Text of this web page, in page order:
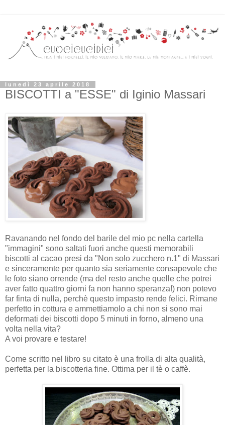
lunedì 23 aprile 2018
BISCOTTI a "ESSE" di Iginio Massari
Ravanando nel fondo del barile del mio pc nella cartella
"immagini" sono saltati fuori anche questi memorabili
biscotti al cacao presi da "Non solo zucchero n.1" di Massari
e sinceramente per quanto sia seriamente consapevole che
le foto siano orrende (ma del resto anche quelle che potrei
aver fatto quattro giorni fa non hanno speranza!) non potevo
far finta di nulla, perchè questo impasto rende felici. Rimane
perfetto in cottura e ammettiamolo a chi non si sono mai
deformati dei biscotti dopo 5 minuti in forno, almeno una
volta nella vita?
A voi provare e testare!
Come scritto nel libro su citato è una frolla di alta qualità,
perfetta per la biscotteria fine. Ottima per il tè o caffè.